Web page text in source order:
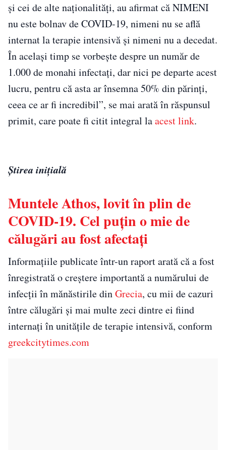
și cei de alte naționalități, au afirmat că NIMENI
nu este bolnav de COVID-19, nimeni nu se află
internat la terapie intensivă și nimeni nu a decedat.
În același timp se vorbește despre un număr de
1.000 de monahi infectați, dar nici pe departe acest
lucru, pentru că asta ar însemna 50% din părinți,
ceea ce ar fi incredibil”, se mai arată în răspunsul
primit, care poate fi citit integral laacest link.
Ştirea iniţială
Muntele Athos, lovit în plin de
COVID-19. Cel puțin o mie de
călugări au fost afectați
Informațiile publicate într-un raport arată că a fost
înregistrată o creştere importantă a numărului de
infecţii în mănăstirile dinGrecia, cu mii de cazuri
între călugări şi mai multe zeci dintre ei fiind
internaţi în unităţile de terapie intensivă, conform
greekcitytimes.com